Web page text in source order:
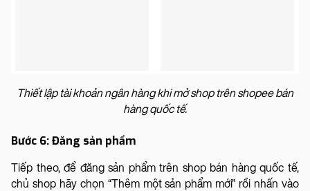
Thiết lập tài khoản ngân hàng khi mở shop trên shopee bán
hàng quốc tế.
Bước 6: Đăng sản phẩm
Tiếp theo, để đăng sản phẩm trên shop bán hàng quốc tế,
chủ shop hãy chọn “Thêm một sản phẩm mới” rồi nhấn vào